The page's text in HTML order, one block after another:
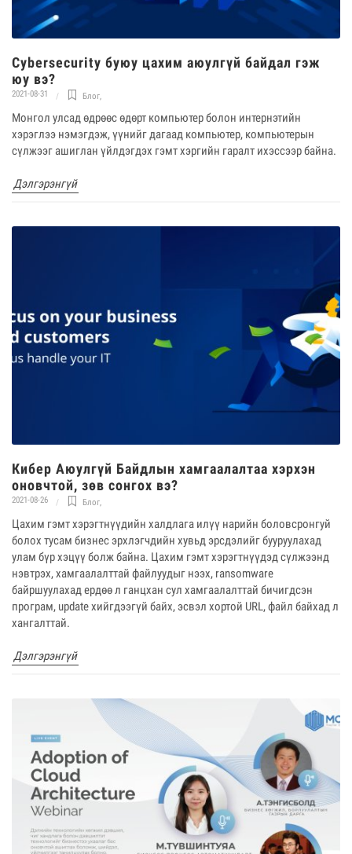
Cybersecurity буюу цахим аюулгүй байдал гэж
юу вэ?
2021-08-31 Блог
Монгол улсад өдрөөс өдөрт компьютер болон интернэтийн
хэрэглээ нэмэгдэж, үүнийг дагаад компьютер, компьютерын
сүлжээг ашиглан үйлдэгдэх гэмт хэргийн гаралт ихэссээр байна.
Дэлгэрэнгүй
Кибер Аюулгүй Байдлын хамгаалалтаа хэрхэн
оновчтой, зөв сонгох вэ?
2021-08-26 Блог,
Цахим гэмт хэрэгтнүүдийн халдлага илүү нарийн боловсронгуй
болох тусам бизнес эрхлэгчдийн хувьд эрсдэлийг бууруулахад
улам бүр хэцүү болж байна. Цахим гэмт хэрэгтнүүдэд сүлжээнд
нэвтрэх, хамгаалалттай файлуудыг нээх, ransomware
байршуулахад ердөө л ганцхан сул хамгаалалттай бичигдсэн
програм, update хийгдээгүй байх, эсвэл хортой URL, файл байхад л
хангалттай.
Дэлгэрэнгүй